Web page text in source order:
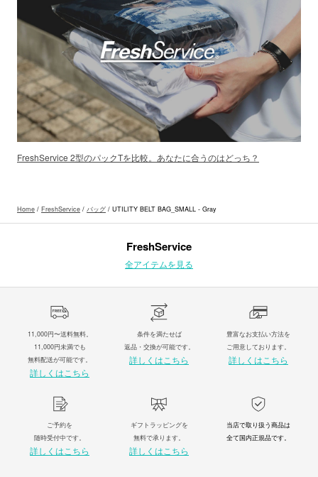
FreshService 2型のパックTを比較。あなたに合うのはどっち？
Home / FreshService / バッグ / UTILITY BELT BAG_SMALL - Gray
FreshService
全アイテムを見る
11,000円〜送料無料。
11,000円未満でも
無料配送が可能です。
詳しくはこちら
条件を満たせば
返品・交換が可能です。
詳しくはこちら
豊富なお支払い方法を
ご用意しております。
詳しくはこちら
ご予約を
随時受付中です。
詳しくはこちら
ギフトラッピングを
無料で承ります。
詳しくはこちら
当店で取り扱う商品は
全て国内正規品です。